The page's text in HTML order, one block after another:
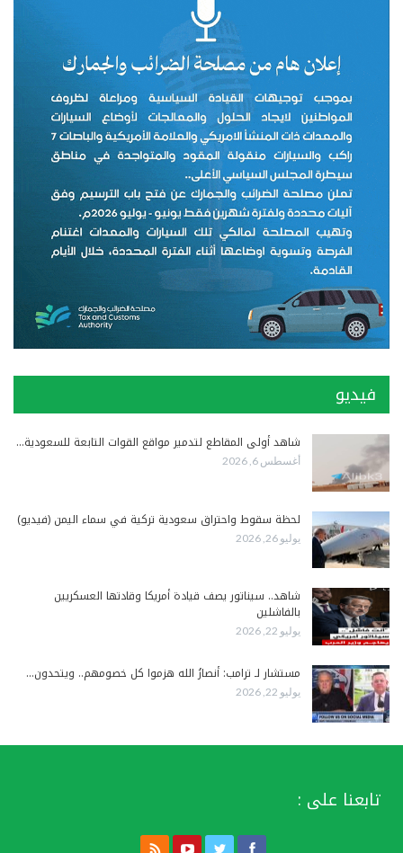
فيديو
شاهد أولى المقاطع لتدمير مواقع القوات التابعة للسعودية…
أغسطس 6, 2026
لحظة سقوط واحتراق سعودية تركية في سماء اليمن (فيديو)
يوليو 26, 2026
شاهد.. سيناتور يصف قيادة أمريكا وقادتها العسكريين
بالفاشلين
يوليو 22, 2026
مستشار لـ ترامب: أنصارُ الله هزموا كل خصومهم.. ويتحدون…
يوليو 22, 2026
تابعنا على :